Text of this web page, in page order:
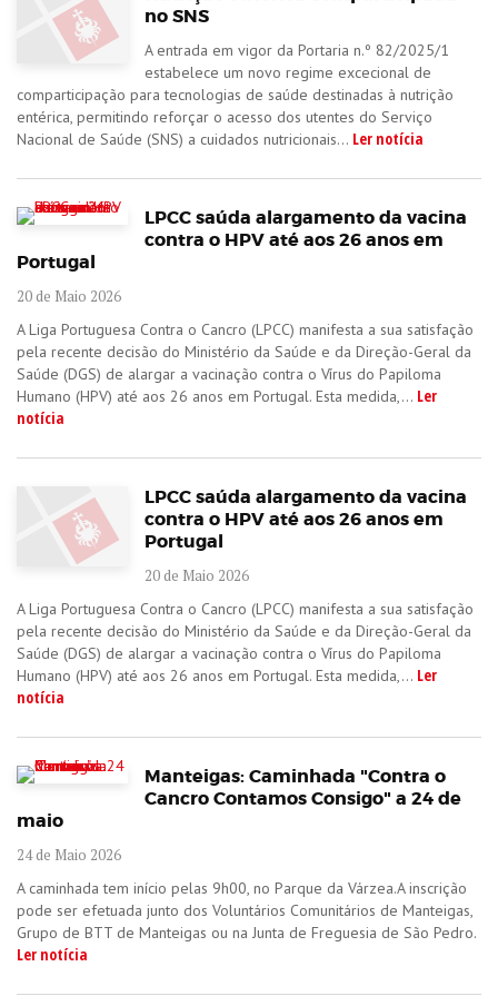
no SNS
A entrada em vigor da Portaria n.º 82/2025/1
estabelece um novo regime excecional de
comparticipação para tecnologias de saúde destinadas à nutrição
entérica, permitindo reforçar o acesso dos utentes do Serviço
Nacional de Saúde (SNS) a cuidados nutricionais... Ler notícia
LPCC saúda alargamento da vacina
contra o HPV até aos 26 anos em
Portugal
20 de Maio 2026
A Liga Portuguesa Contra o Cancro (LPCC) manifesta a sua satisfação
pela recente decisão do Ministério da Saúde e da Direção-Geral da
Saúde (DGS) de alargar a vacinação contra o Vírus do Papiloma
Humano (HPV) até aos 26 anos em Portugal. Esta medida,... Ler
notícia
LPCC saúda alargamento da vacina
contra o HPV até aos 26 anos em
Portugal
20 de Maio 2026
A Liga Portuguesa Contra o Cancro (LPCC) manifesta a sua satisfação
pela recente decisão do Ministério da Saúde e da Direção-Geral da
Saúde (DGS) de alargar a vacinação contra o Vírus do Papiloma
Humano (HPV) até aos 26 anos em Portugal. Esta medida,... Ler
notícia
Manteigas: Caminhada "Contra o
Cancro Contamos Consigo" a 24 de
maio
24 de Maio 2026
A caminhada tem início pelas 9h00, no Parque da Várzea.A inscrição
pode ser efetuada junto dos Voluntários Comunitários de Manteigas,
Grupo de BTT de Manteigas ou na Junta de Freguesia de São Pedro.
Ler notícia